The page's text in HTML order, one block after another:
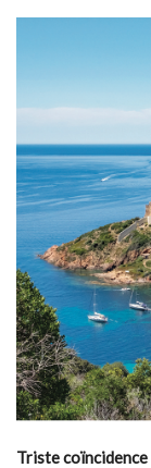
Triste